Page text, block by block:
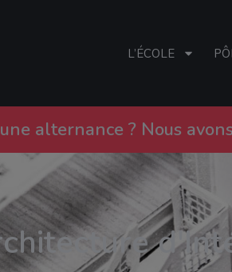
L’ÉCOLE
alternance ? Nous